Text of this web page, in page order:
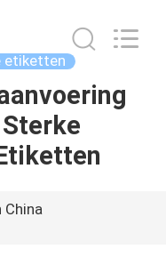
etiketten
China